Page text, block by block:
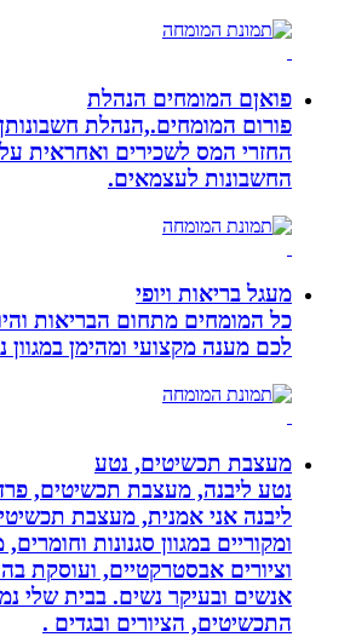
פואןם המומחים הנהלת
פורום המומחים.,הנהלת חשבונותן,
החזרי המס לשכירים ואחראית על
החשבונות לעצמאים.
מעגל בריאות ויופי
כל המומחים מתחום הבריאות
לכם מענה מקצועי ומהימן במגוון
מעצבת תכשיטים, נטע
נטע ליבנה, מעצבת תכשיטים,
ליבנה אני אמנית, מעצבת תכשיטי
ומקוריים במגוון סגנונות וחומרים,
וציורים אבסטרקטיים, ועוסקת
אנשים ובעיקר נשים. בבית שלי
התכשיטים, הציורים ובגדים .